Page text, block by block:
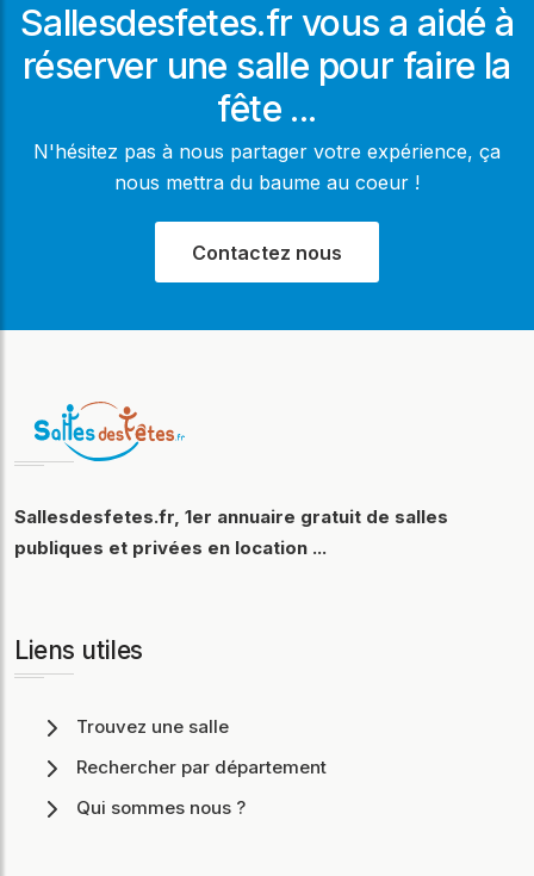
Sallesdesfetes.fr vous a aidé à
réserver une salle pour faire la
fête ...
N'hésitez pas à nous partager votre expérience, ça
nous mettra du baume au coeur !
Contactez nous
Sallesdesfetes.fr, 1er annuaire gratuit de salles
publiques et privées en location ...
Liens utiles
Trouvez une salle
Rechercher par département
Qui sommes nous ?